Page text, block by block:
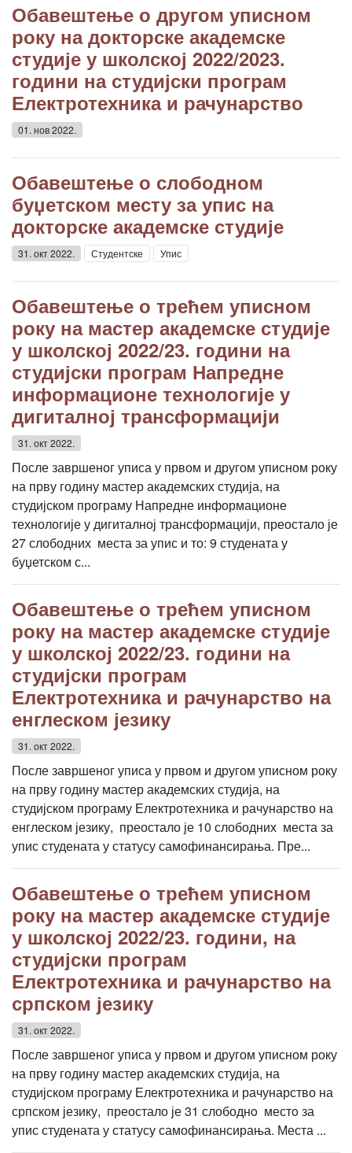
Обавештење о другом уписном
року на докторске академске
студије у школској 2022/2023.
години на студијски програм
Електротехника и рачунарство
01. нов 2022.
Обавештење о слободном
буџетском месту за упис на
докторске академске студије
31. окт 2022. Студентске Упис
Обавештење о трећем уписном
року на мастер академске студије
у школској 2022/23. години на
студијски програм Напредне
информационе технологије у
дигиталној трансформацији
31. окт 2022.
После завршеног уписа у првом и другом уписном року
на прву годину мастер академских студија, на
студијском програму Напредне информационе
технологије у дигиталној трансформацији, преостало је
27 слободних места за упис и то: 9 студената у
буџетском с...
Обавештење о трећем уписном
року на мастер академске студије
у школској 2022/23. години на
студијски програм
Електротехника и рачунарство на
енглеском језику
31. окт 2022.
После завршеног уписа у првом и другом уписном року
на прву годину мастер академских студија, на
студијском програму Електротехника и рачунарство на
енглеском језику, преостало је 10 слободних места за
упис студената у статусу самофинансирања. Пре...
Обавештење о трећем уписном
року на мастер академске студије
у школској 2022/23. години, на
студијски програм
Електротехника и рачунарство на
српском језику
31. окт 2022.
После завршеног уписа у првом и другом уписном року
на прву годину мастер академских студија, на
студијском програму Електротехника и рачунарство на
српском језику, преостало је 31 слободнo местo за
упис студената у статусу самофинансирања. Места ...